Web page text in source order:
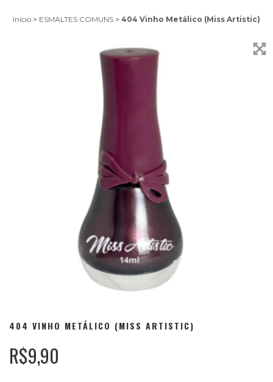
Início > ESMALTES COMUNS > 404 Vinho Metálico (Miss Artistic)
404 VINHO METÁLICO (MISS ARTISTIC)
R$9,90